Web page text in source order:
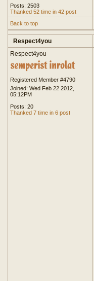
Posts: 2503
Thanked 52 time in 42 post
Back to top
Respect4you
Respect4you
Registered Member #4790
Joined: Wed Feb 22 2012,
05:12PM
Posts: 20
Thanked 7 time in 6 post